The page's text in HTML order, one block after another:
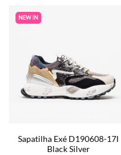
NEW IN
Sapatilha Exé D190608-17I
Black Silver